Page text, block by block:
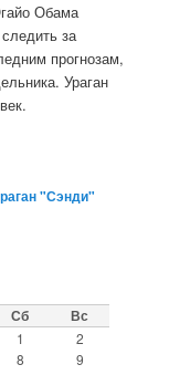
Обама
за
прогнозам,
Ураган
"Сэнди"
Сб Вс
1
2
8
9